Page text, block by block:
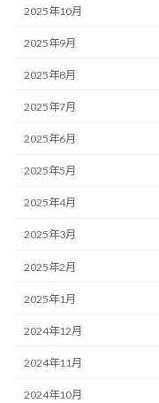
2025年10月
2025年9月
2025年8月
2025年7月
2025年6月
2025年5月
2025年4月
2025年3月
2025年2月
2025年1月
2024年12月
2024年11月
2024年10月